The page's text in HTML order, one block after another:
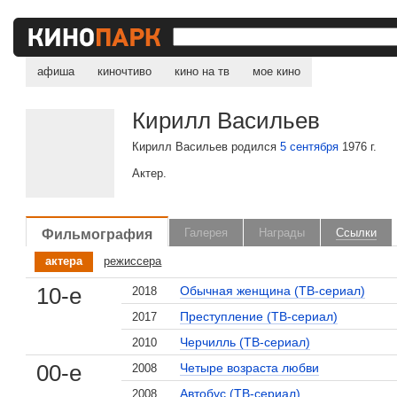
афиша киночтиво кино на тв мое кино
Кирилл Васильев
Кирилл Васильев родился5 сентября 1976 г.
Актер.
Фильмография Галерея Награды Ссылки
актера режиссера
10-е 2018 Обычная женщина (ТВ-сериал)
2017 Преступление (ТВ-сериал)
2010 Черчилль (ТВ-сериал)
00-е 2008 Четыре возраста любви
2008 Автобус (ТВ-сериал)
10-е 2018 Ну, здравствуй, Оксана Соколова!
2015 Ну, здравствуй, Оксана Соколова!
, поделитесь своим мнением